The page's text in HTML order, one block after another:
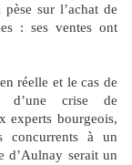
sur l’achat de
: ses ventes ont
réelle et le cas de
d’une crise de
experts bourgeois,
concurrents à un
d’Aulnay serait un